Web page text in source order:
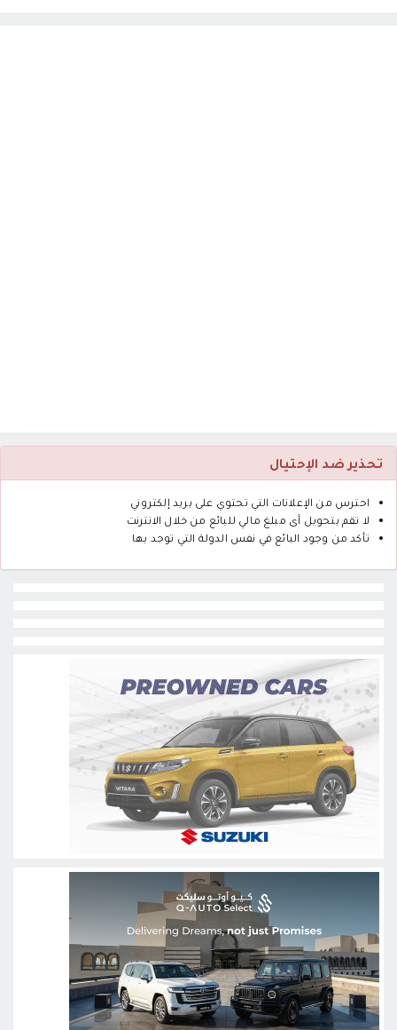
تحذير ضد الإحتيال
احترس من الإعلانات التي تحتوي على بريد إلكتروني
لا تقم بتحويل أى مبلغ مالي للبائع من خلال الانترنت
تأكد من وجود البائع في نفس الدولة التي توجد بها